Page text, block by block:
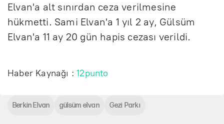
Elvan'a alt sınırdan ceza verilmesine
hükmetti. Sami Elvan'a 1 yıl 2 ay, Gülsüm
Elvan'a 11 ay 20 gün hapis cezası verildi.
Haber Kaynağı :12punto
Berkin Elvan gülsüm elvan Gezi Parkı